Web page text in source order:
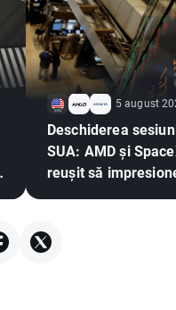
5 august
Deschiderea
SUA: AMD și
reușit să